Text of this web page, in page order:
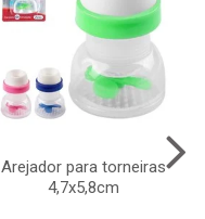
Arejador para torneiras
4,7x5,8cm